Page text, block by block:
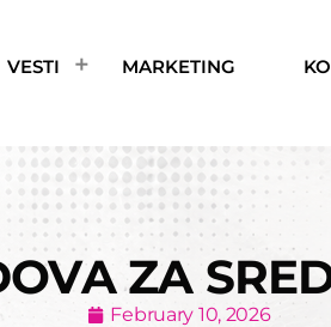
VESTI MARKETING
ZA
February 10, 2026